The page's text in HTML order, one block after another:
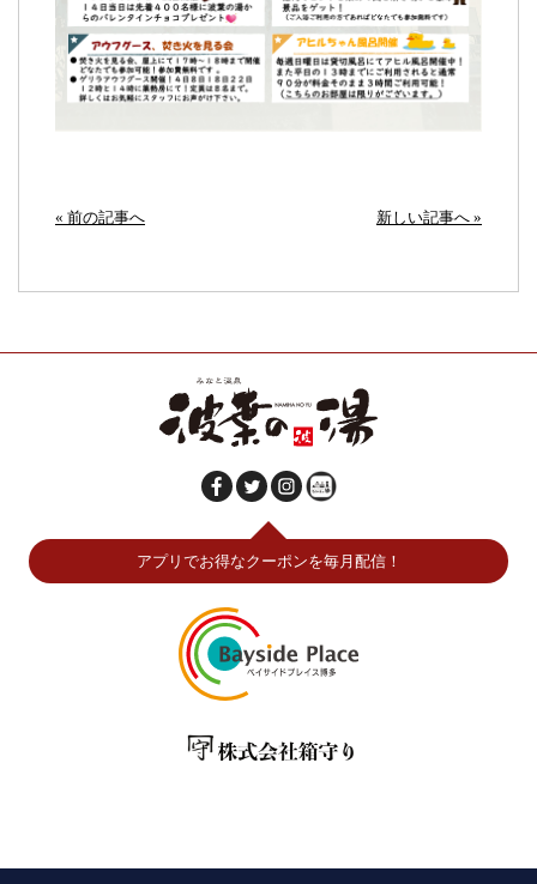
« 前の記事へ 新しい記事へ »
アプリでお得なクーポンを毎月配信！